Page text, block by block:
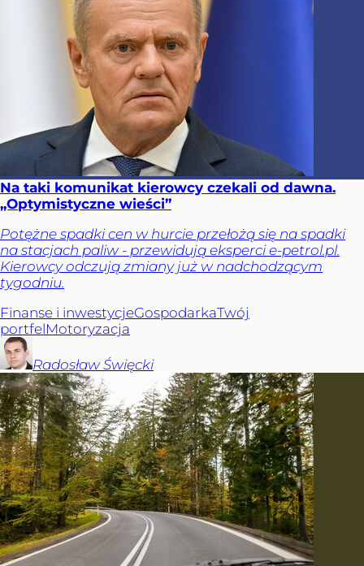
Na taki komunikat kierowcy czekali od dawna.
„Optymistyczne wieści”
Potężne spadki cen w hurcie przełożą się na spadki
na stacjach paliw - przewidują eksperci e-petrol.pl.
Kierowcy odczują zmiany już w nadchodzącym
tygodniu.
Finanse i inwestycjeGospodarkaTwój
portfelMotoryzacja
Radosław Święcki